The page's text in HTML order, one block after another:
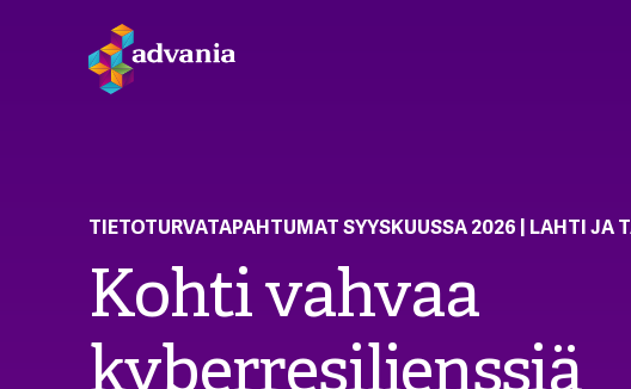
TIETOTURVATAPAHTUMAT SYYSKUUSSA 2026 | LAHTI JA
Kohti vahvaa